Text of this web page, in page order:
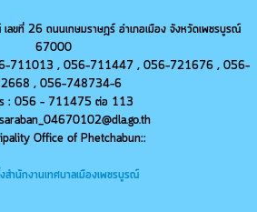
เลขที่ 26 ถนนเกษมราษฎร์ อำเภอเมือง จังหวัดเพชรบูรณ์
67000
711013 , 056-711447 , 056-721676 , 056-
, 056-748734-6
ร : 056 - 711475 ต่อ 113
Office of Phetchabun::
ำนักงานเทศบาลเมืองเพชรบูรณ์